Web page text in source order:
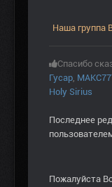
Наша группа
Спасибо
Гусар,
Holy Sirius
Последнее
Пожалуйста